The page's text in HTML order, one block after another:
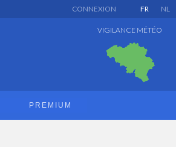
FR NL
CONNEXION
VIGILANCE MÉTÉO
PREMIUM